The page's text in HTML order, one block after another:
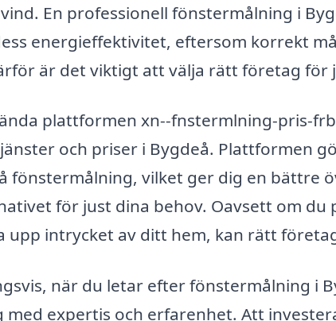
En professionell fönstermålning i
energieffektivitet, eftersom korrekt
är det viktigt att välja rätt företag för
plattformen xn--fnstermlning-pris-
och priser i Bygdeå. Plattformen
fönstermålning, vilket ger dig en bättre
för just dina behov. Oavsett om
upp intrycket av ditt hem, kan rätt
när du letar efter fönstermålning i
expertis och erfarenhet. Att